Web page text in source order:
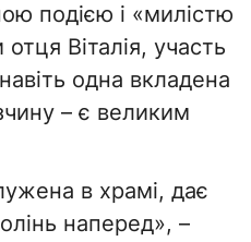
подією і «милістю
Віталія, участь
одна вкладена
– є великим
в храмі, дає
наперед», –